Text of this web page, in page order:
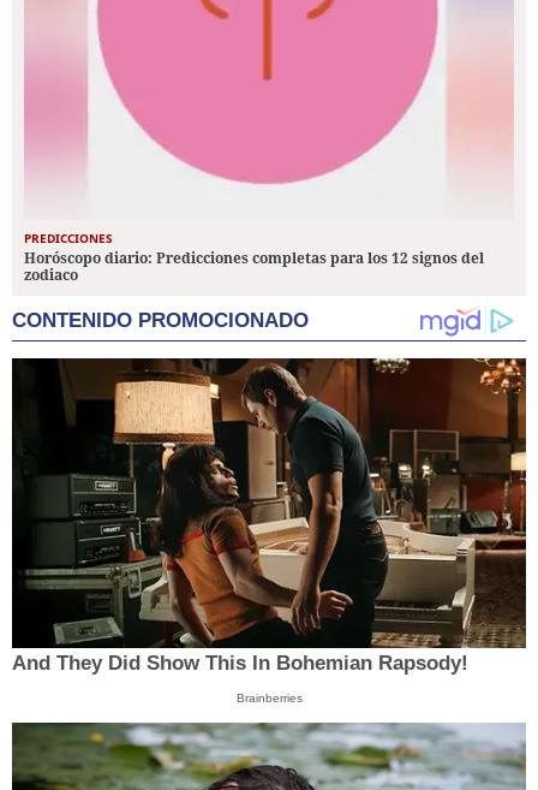
PREDICCIONES
Horóscopo diario: Predicciones completas para los 12 signos del
zodiaco
CONTENIDO PROMOCIONADO
And They Did Show This In Bohemian Rapsody!
Brainberries